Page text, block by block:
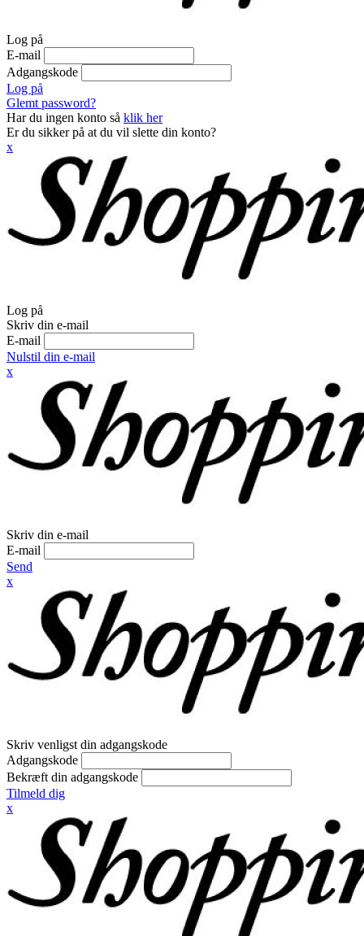
Log på
E-mail
Adgangskode
Log på
Glemt password?
Har du ingen konto så klik her
Er du sikker på at du vil slette din konto?
x
Log på
Skriv din e-mail
E-mail
Nulstil din e-mail
x
Skriv din e-mail
E-mail
Send
x
Skriv venligst din adgangskode
Adgangskode
Bekræft din adgangskode
Tilmeld dig
x